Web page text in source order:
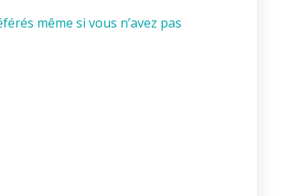
même si vous n’avez pas